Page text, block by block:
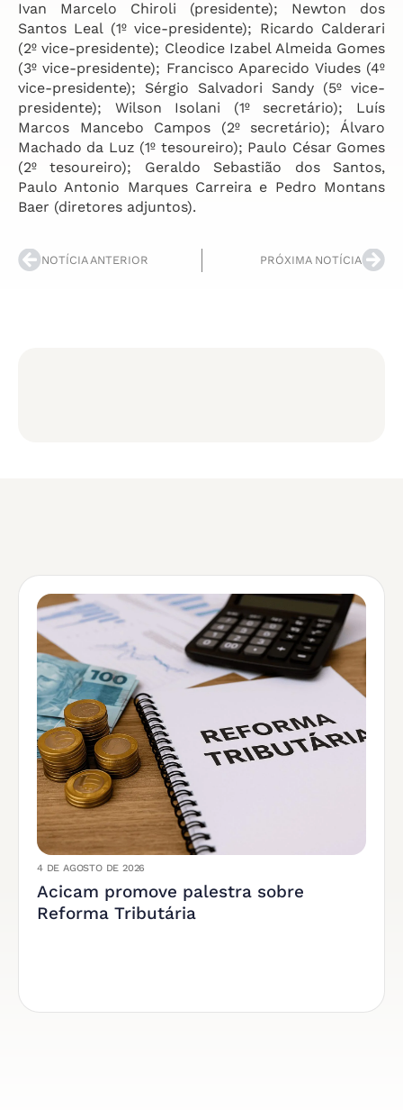
Ivan Marcelo Chiroli (presidente); Newton dos
Santos Leal (1º vice-presidente); Ricardo Calderari
(2º vice-presidente); Cleodice Izabel Almeida Gomes
(3º vice-presidente); Francisco Aparecido Viudes (4º
vice-presidente); Sérgio Salvadori Sandy (5º vice-
presidente); Wilson Isolani (1º secretário); Luís
Marcos Mancebo Campos (2º secretário); Álvaro
Machado da Luz (1º tesoureiro); Paulo César Gomes
(2º tesoureiro); Geraldo Sebastião dos Santos,
Paulo Antonio Marques Carreira e Pedro Montans
Baer (diretores adjuntos).
NOTÍCIA ANTERIOR PRÓXIMA NOTÍCIA
4 DE AGOSTO DE 2026
Acicam promove palestra sobre
Reforma Tributária